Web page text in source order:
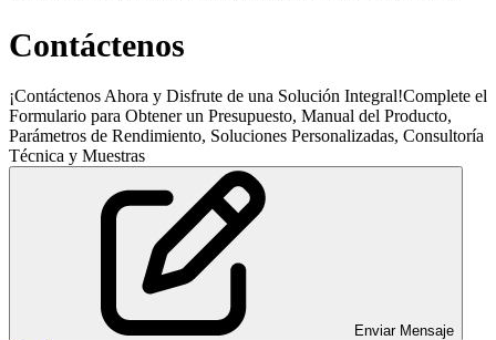
Contáctenos
¡Contáctenos Ahora y Disfrute de una Solución Integral!Complete el
Formulario para Obtener un Presupuesto, Manual del Producto,
Parámetros de Rendimiento, Soluciones Personalizadas, Consultoría
Técnica y Muestras
Enviar Mensaje